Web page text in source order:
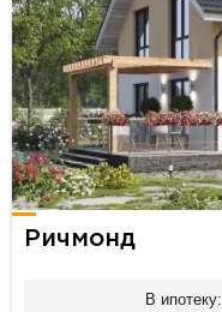
Ричмонд
В ипотеку: